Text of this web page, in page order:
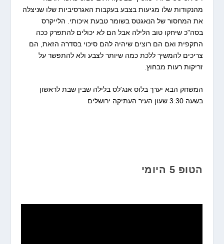
מהנקודות שלו מגיעות בצבע בעקבות האגרסיביות שלו שניצלה
את המחסור של הנאגטס בשומר טבעת איכותי. הלייקרס
בסה"כ שיחקו טוב הלילה אבל הם לא יכולים להתפרק ככה
התקפית ואם הם רוצים שיהיה להם סיכוי בסדרה הזאת, הם
צריכים להמשיך ללכת כמה שיותר לצבע ולא להתפשר על
זריקות רעות מבחוץ.
המשחק הבא יערך בלוס אנג'לס בלילה שבין שבת לראשון
בשעה 3:30 שעון העיר העתיקה ירושלים
הטופ 5 היומי